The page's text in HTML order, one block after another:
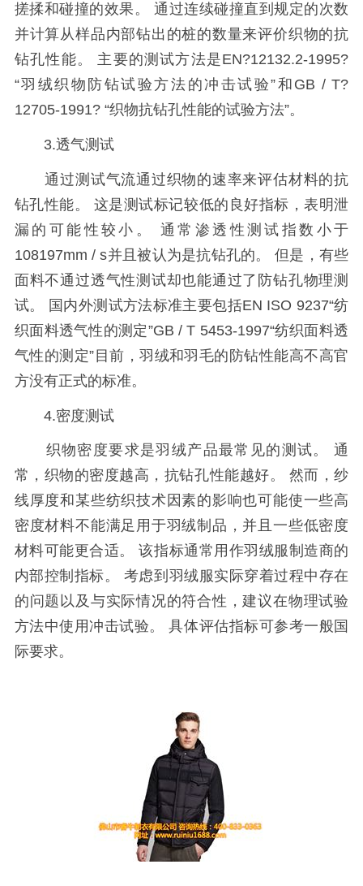
搓揉和碰撞的效果。 通过连续碰撞直到规定的次数
并计算从样品内部钻出的桩的数量来评价织物的抗
钻孔性能。 主要的测试方法是EN?12132.2-1995?
“羽绒织物防钻试验方法的冲击试验”和GB / T?
12705-1991? “织物抗钻孔性能的试验方法”。
3.透气测试
通过测试气流通过织物的速率来评估材料的抗
钻孔性能。 这是测试标记较低的良好指标，表明泄
漏的可能性较小。 通常渗透性测试指数小于
108197mm / s并且被认为是抗钻孔的。 但是，有些
面料不通过透气性测试却也能通过了防钻孔物理测
试。 国内外测试方法标准主要包括EN ISO 9237“纺
织面料透气性的测定”GB / T 5453-1997“纺织面料透
气性的测定”目前，羽绒和羽毛的防钻性能高不高官
方没有正式的标准。
4.密度测试
织物密度要求是羽绒产品最常见的测试。 通
常，织物的密度越高，抗钻孔性能越好。 然而，纱
线厚度和某些纺织技术因素的影响也可能使一些高
密度材料不能满足用于羽绒制品，并且一些低密度
材料可能更合适。 该指标通常用作羽绒服制造商的
内部控制指标。 考虑到羽绒服实际穿着过程中存在
的问题以及与实际情况的符合性，建议在物理试验
方法中使用冲击试验。 具体评估指标可参考一般国
际要求。